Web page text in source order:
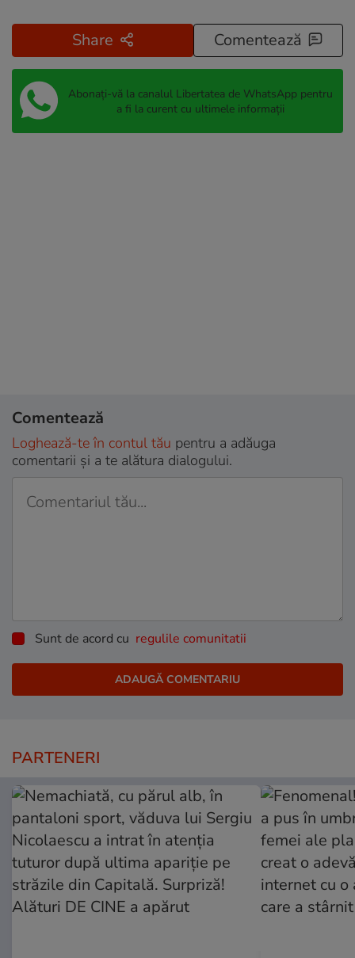
Share Comentează
Abonați-vă la canalul Libertatea de WhatsApp pentru
a fi la curent cu ultimele informații
Comentează
Loghează-te în contul tău pentru a adăuga
comentarii și a te alătura dialogului.
Sunt de acord cu regulile comunitatii
PARTENERI